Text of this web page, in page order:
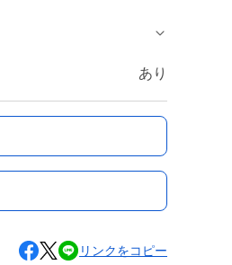
あり
リンクをコピー